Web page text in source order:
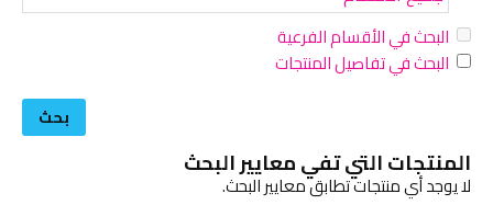
البحث في الأقسام الفرعية
البحث في تفاصيل المنتجات
بحث
المنتجات التي تفي معايير البحث
لا يوجد أي منتجات تطابق معايير البحث.